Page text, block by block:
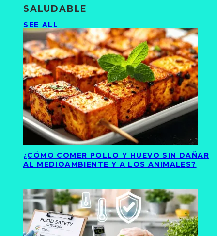
SALUDABLE
SEE ALL
¿CÓMO COMER POLLO Y HUEVO SIN DAÑAR
AL MEDIOAMBIENTE Y A LOS ANIMALES?